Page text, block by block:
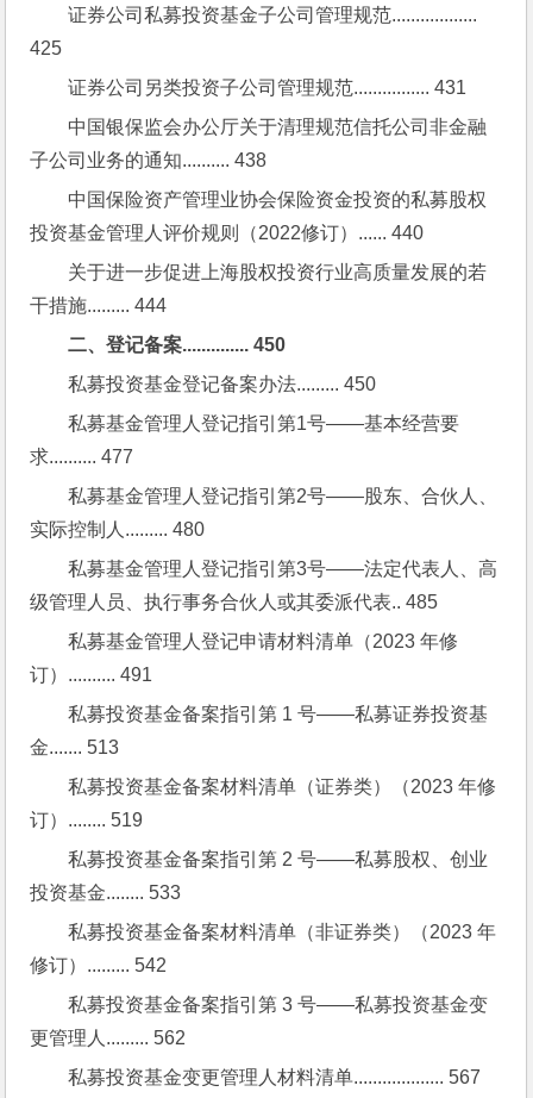
证券公司私募投资基金子公司管理规范..................
425
证券公司另类投资子公司管理规范................ 431
中国银保监会办公厅关于清理规范信托公司非金融
子公司业务的通知.......... 438
中国保险资产管理业协会保险资金投资的私募股权
投资基金管理人评价规则（2022修订）...... 440
关于进一步促进上海股权投资行业高质量发展的若
干措施......... 444
二、登记备案.............. 450
私募投资基金登记备案办法......... 450
私募基金管理人登记指引第1号——基本经营要
求.......... 477
私募基金管理人登记指引第2号——股东、合伙人、
实际控制人......... 480
私募基金管理人登记指引第3号——法定代表人、高
级管理人员、执行事务合伙人或其委派代表.. 485
私募基金管理人登记申请材料清单（2023 年修
订）.......... 491
私募投资基金备案指引第 1 号——私募证券投资基
金....... 513
私募投资基金备案材料清单（证券类）（2023 年修
订）........ 519
私募投资基金备案指引第 2 号——私募股权、创业
投资基金........ 533
私募投资基金备案材料清单（非证券类）（2023 年
修订）......... 542
私募投资基金备案指引第 3 号——私募投资基金变
更管理人......... 562
私募投资基金变更管理人材料清单................... 567